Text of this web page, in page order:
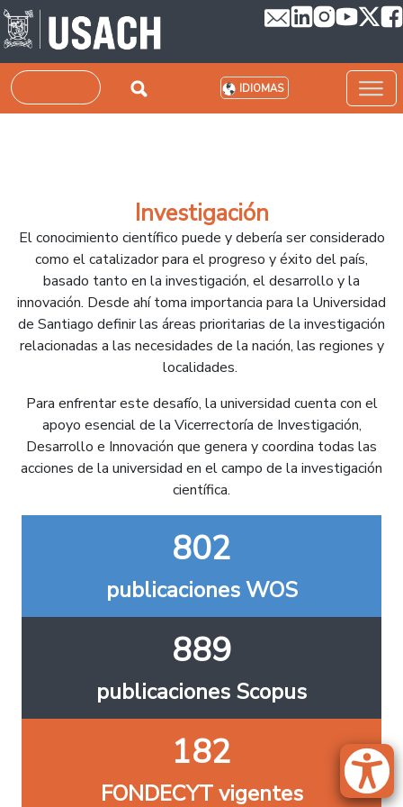
Pasar al contenido principal
Buscar IDIOMAS
Investigación
El conocimiento científico puede y debería ser considerado
como el catalizador para el progreso y éxito del país,
basado tanto en la investigación, el desarrollo y la
innovación. Desde ahí toma importancia para la Universidad
de Santiago definir las áreas prioritarias de la investigación
relacionadas a las necesidades de la nación, las regiones y
localidades.
Para enfrentar este desafío, la universidad cuenta con el
apoyo esencial de la Vicerrectoría de Investigación,
Desarrollo e Innovación que genera y coordina todas las
acciones de la universidad en el campo de la investigación
científica.
802
publicaciones WOS
889
publicaciones Scopus
182
FONDECYT vigentes